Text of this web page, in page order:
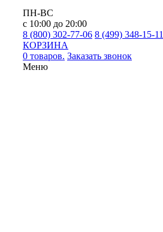
ПН-ВС
с 10:00 до 20:00
8 (800) 302-77-06 8 (499) 348-15-11
КОРЗИНА
0 товаров. Заказать звонок
Меню